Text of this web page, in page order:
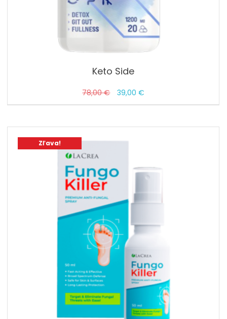
Keto Side
78,00€
Pôvodná
cena
78,00 €.
39,00€
cena
39,00 €.
Zľava!